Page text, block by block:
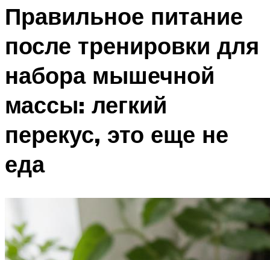
Правильное питание
после тренировки для
набора мышечной
массы: легкий
перекус, это еще не
еда